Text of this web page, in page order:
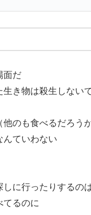
面だ
き物は殺生しない
のも食べるだろうが
んていわない
に行ったりするの
てるのに